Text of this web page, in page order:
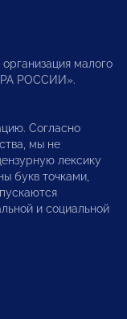
малого
РОССИИ».
Согласно
мы не
лексику
букв точками,
и социальной